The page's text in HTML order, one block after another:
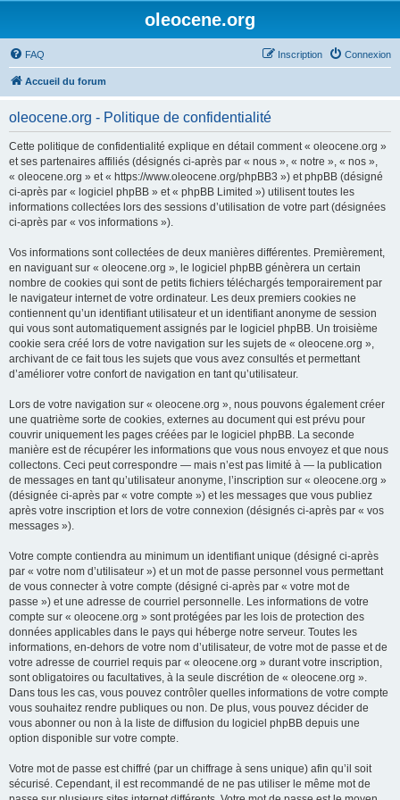
oleocene.org
FAQ Connexion
Inscription
Accueil du forum
oleocene.org - Politique de confidentialité
Cette politique de confidentialité explique en détail comment « oleocene.org »
et ses partenaires affiliés (désignés ci-après par « nous », « notre », « nos »,
« oleocene.org » et « https://www.oleocene.org/phpBB3 ») et phpBB (désigné
ci-après par « logiciel phpBB » et « phpBB Limited ») utilisent toutes les
informations collectées lors des sessions d’utilisation de votre part (désignées
ci-après par « vos informations »).
Vos informations sont collectées de deux manières différentes. Premièrement,
en naviguant sur « oleocene.org », le logiciel phpBB génèrera un certain
nombre de cookies qui sont de petits fichiers téléchargés temporairement par
le navigateur internet de votre ordinateur. Les deux premiers cookies ne
contiennent qu’un identifiant utilisateur et un identifiant anonyme de session
qui vous sont automatiquement assignés par le logiciel phpBB. Un troisième
cookie sera créé lors de votre navigation sur les sujets de « oleocene.org »,
archivant de ce fait tous les sujets que vous avez consultés et permettant
d’améliorer votre confort de navigation en tant qu’utilisateur.
Lors de votre navigation sur « oleocene.org », nous pouvons également créer
une quatrième sorte de cookies, externes au document qui est prévu pour
couvrir uniquement les pages créées par le logiciel phpBB. La seconde
manière est de récupérer les informations que vous nous envoyez et que nous
collectons. Ceci peut correspondre — mais n’est pas limité à — la publication
de messages en tant qu’utilisateur anonyme, l’inscription sur « oleocene.org »
(désignée ci-après par « votre compte ») et les messages que vous publiez
après votre inscription et lors de votre connexion (désignés ci-après par « vos
messages »).
Votre compte contiendra au minimum un identifiant unique (désigné ci-après
par « votre nom d’utilisateur ») et un mot de passe personnel vous permettant
de vous connecter à votre compte (désigné ci-après par « votre mot de
passe ») et une adresse de courriel personnelle. Les informations de votre
compte sur « oleocene.org » sont protégées par les lois de protection des
données applicables dans le pays qui héberge notre serveur. Toutes les
informations, en-dehors de votre nom d’utilisateur, de votre mot de passe et de
votre adresse de courriel requis par « oleocene.org » durant votre inscription,
sont obligatoires ou facultatives, à la seule discrétion de « oleocene.org ».
Dans tous les cas, vous pouvez contrôler quelles informations de votre compte
vous souhaitez rendre publiques ou non. De plus, vous pouvez décider de
vous abonner ou non à la liste de diffusion du logiciel phpBB depuis une
option disponible sur votre compte.
Votre mot de passe est chiffré (par un chiffrage à sens unique) afin qu’il soit
sécurisé. Cependant, il est recommandé de ne pas utiliser le même mot de